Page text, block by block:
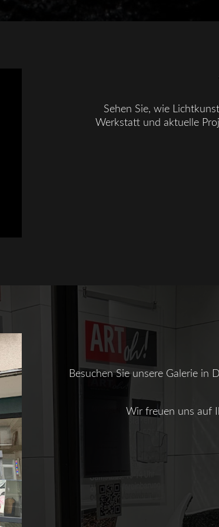
Sehen Sie, wie
Werkstatt und aktuelle
Besuchen Sie unsere Galerie in
Wir freuen uns auf